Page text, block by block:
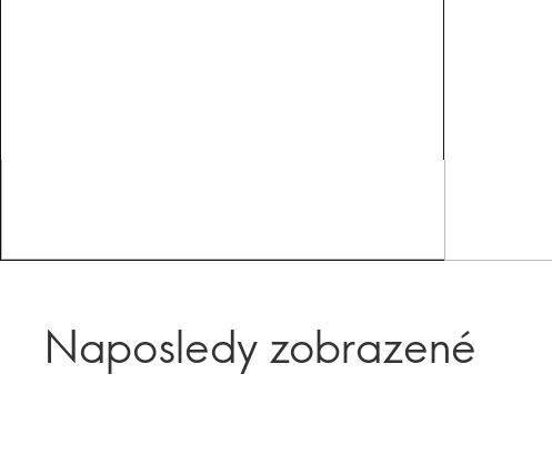
Naposledy zobrazené